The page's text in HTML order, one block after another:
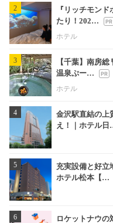
2
『リッチモン
たり！202…
ホテル
3
【千葉】南房
温泉ぷー…
ホテル
4
金沢駅直結の上
え！｜ホテル
5
充実設備と好立
ホテル松本【…
6
ロケットナウの